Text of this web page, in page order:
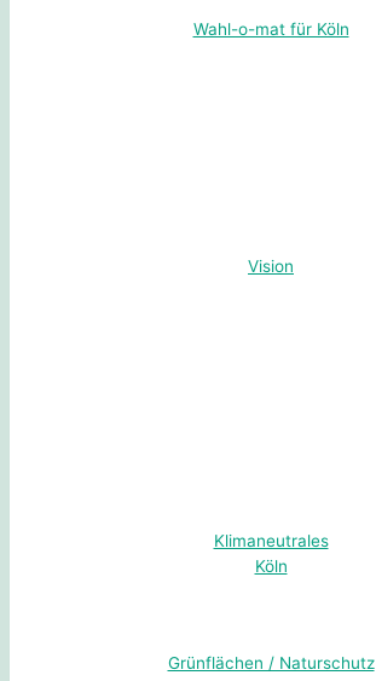
Wahl-o-mat für Köln
Vision
Klimaneutrales
Köln
Grünflächen / Naturschutz